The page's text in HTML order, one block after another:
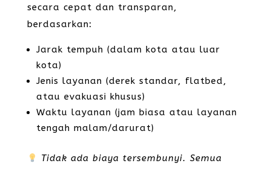
secara cepat dan transparan,
berdasarkan:
Jarak tempuh (dalam kota atau luar
kota)
Jenis layanan (derek standar, flatbed,
atau evakuasi khusus)
Waktu layanan (jam biasa atau layanan
tengah malam/darurat)
Tidak ada biaya tersembunyi. Semua